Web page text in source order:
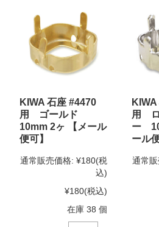
KIWA 石座 #4470
用 ゴールド
10mm 2ヶ 【メール
便可】
通常販売価格: ¥180(税
込)
¥180(税込)
在庫 38 個
用 ロ
ー
ール
通常